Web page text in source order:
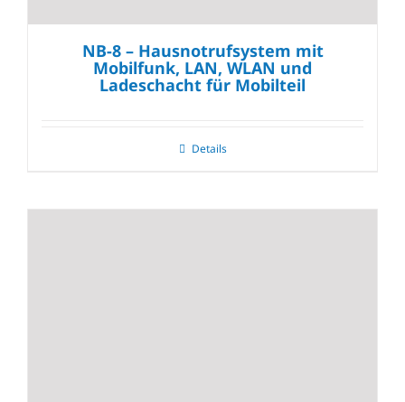
NB-8 – Hausnotrufsystem mit
Mobilfunk, LAN, WLAN und
Ladeschacht für Mobilteil
Details